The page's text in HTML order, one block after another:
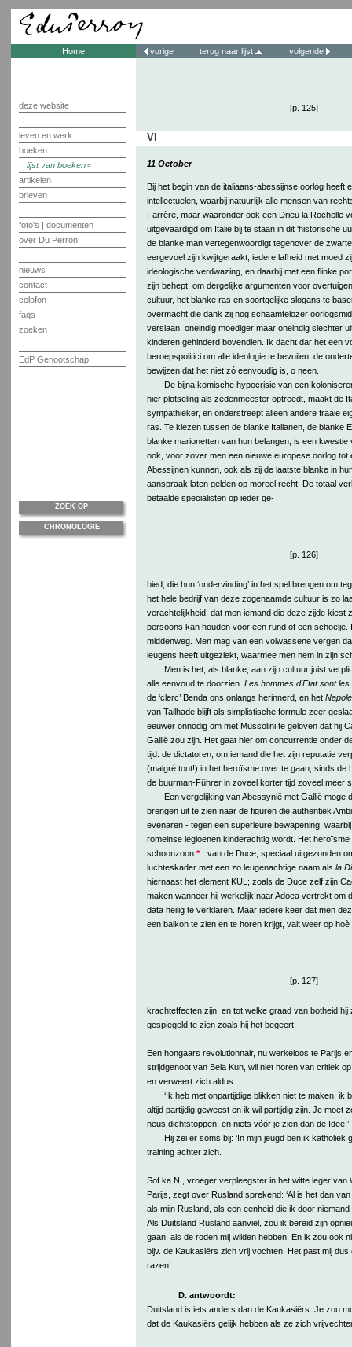
Home
deze website
leven en werk
boeken
lijst van boeken
artikelen
brieven
foto's | documenten
over Du Perron
nieuws
contact
colofon
faqs
zoeken
EdP Genootschap
vorige terug naar lijst volgende
[p. 125]
VI
11 October
Bij het begin van de italiaans-abessijnse oorlog heeft
intellectuelen, waarbij natuurlijk alle mensen van
Farrère, maar waaronder ook een Drieu la Rochelle
uitgevaardigd om Italië bij te staan in dit ‘historische
de blanke man vertegenwoordigt tegenover de
eergevoel zijn kwijtgeraakt, iedere lafheid met moed
ideologische verdwazing, en daarbij met een flinke
zijn behept, om dergelijke argumenten voor
cultuur, het blanke ras en soortgelijke slogans te
overmacht die dank zij nog schaamtelozer
verslaan, oneindig moediger maar oneindig slechter
kinderen gehinderd bovendien. Ik dacht dar het een
beroepspolitici om alle ideologie te bevuilen; de
bewijzen dat het niet zó eenvoudig is, o neen.
De bijna komische hypocrisie van een
hier plotseling als zedenmeester optreedt, maakt de
sympathieker, en onderstreept alleen andere fraaie
ras. Te kiezen tussen de blanke Italianen, de blanke
blanke marionetten van hun belangen, is een kwestie
ook, voor zover men een nieuwe europese oorlog tot
Abessijnen kunnen, ook als zij de laatste blanke in
aanspraak laten gelden op moreel recht. De totaal
betaalde specialisten op ieder ge-
[p. 126]
bied, die hun ‘ondervinding’ in het spel brengen om
het hele bedrijf van deze zogenaamde cultuur is zo
verachtelijkheid, dat men iemand die deze zijde kiest
persoons kan houden voor een rund of een schoelje.
middenweg. Men mag van een volwassene vergen
leugens heeft uitgeziekt, waarmee men hem in zijn
Men is het, als blanke, aan zijn cultuur juist
alle eenvoud te doorzien. Les hommes d'Etat sont les
de ‘clerc’ Benda ons onlangs herinnerd, en het
van Tailhade blijft als simplistische formule zeer
eeuwer onnodig om met Mussolini te geloven dat hij
Gallië zou zijn. Het gaat hier om concurrentie onder
tijd: de dictatoren; om iemand die het zijn reputatie
(malgré tout!) in het heroïsme over te gaan, sinds de
de buurman-Führer in zoveel korter tijd zoveel meer
Een vergelijking van Abessynië met Gallië moge
brengen uit te zien naar de figuren die authentiek
evenaren - tegen een superieure bewapening,
romeinse legioenen kinderachtig wordt. Het
schoonzoon *
van de Duce, speciaal uitgezonden
luchteskader met een zo leugenachtige naam als la
hiernaast het element KUL; zoals de Duce zelf zijn
maken wanneer hij werkelijk naar Adoea vertrekt om
data heilig te verklaren. Maar iedere keer dat men
een balkon te zien en te horen krijgt, valt weer op
[p. 127]
krachteffecten zijn, en tot welke graad van botheid hij
gespiegeld te zien zoals hij het begeert.
Een hongaars revolutionnair, nu werkeloos te Parijs
strijdgenoot van Bela Kun, wil niet horen van critiek
en verweert zich aldus:
‘Ik heb met onpartijdige blikken niet te maken, ik
altijd partijdig geweest en ik wil partijdig zijn. Je moet
neus dichtstoppen, en niets vóór je zien dan de Idee!’
Hij zei er soms bij: ‘In mijn jeugd ben ik katholiek
training achter zich.
Sof ka N., vroeger verpleegster in het witte leger van
Parijs, zegt over Rusland sprekend: ‘Al is het dan
als mijn Rusland, als een eenheid die ik door
Als Duitsland Rusland aanviel, zou ik bereid zijn
gaan, als de roden mij wilden hebben. En ik zou ook
bijv. de Kaukasiërs zich vrij vochten! Het past mij dus
razen’.
D. antwoordt:
Duitsland is iets anders dan de Kaukasiërs. Je zou
dat de Kaukasiërs gelijk hebben als ze zich
ZOEK OP
CHRONOLOGIE